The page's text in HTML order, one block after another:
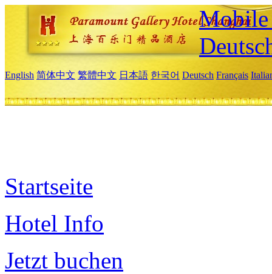
Mobile
English 简体中文 繁體中文 日本語 한국어 Deutsch Français
Startseite
Hotel Info
Jetzt buchen